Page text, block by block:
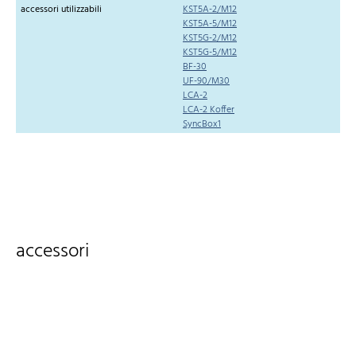
accessori utilizzabili
KST5A-2/M12
KST5A-5/M12
KST5G-2/M12
KST5G-5/M12
BF-30
UF-90/M30
LCA-2
LCA-2 Koffer
SyncBox1
accessori